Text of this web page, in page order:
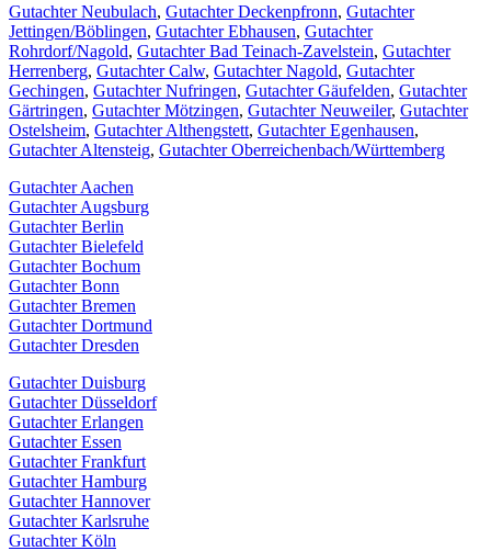
Gutachter Neubulach, Gutachter Deckenpfronn, Gutachter
Jettingen/Böblingen, Gutachter Ebhausen, Gutachter
Rohrdorf/Nagold, Gutachter Bad Teinach-Zavelstein, Gutachter
Herrenberg, Gutachter Calw, Gutachter Nagold, Gutachter
Gechingen, Gutachter Nufringen, Gutachter Gäufelden, Gutachter
Gärtringen, Gutachter Mötzingen, Gutachter Neuweiler, Gutachter
Ostelsheim, Gutachter Althengstett, Gutachter Egenhausen,
Gutachter Altensteig, Gutachter Oberreichenbach/Württemberg
Gutachter Aachen
Gutachter Augsburg
Gutachter Berlin
Gutachter Bielefeld
Gutachter Bochum
Gutachter Bonn
Gutachter Bremen
Gutachter Dortmund
Gutachter Dresden
Gutachter Duisburg
Gutachter Düsseldorf
Gutachter Erlangen
Gutachter Essen
Gutachter Frankfurt
Gutachter Hamburg
Gutachter Hannover
Gutachter Karlsruhe
Gutachter Köln